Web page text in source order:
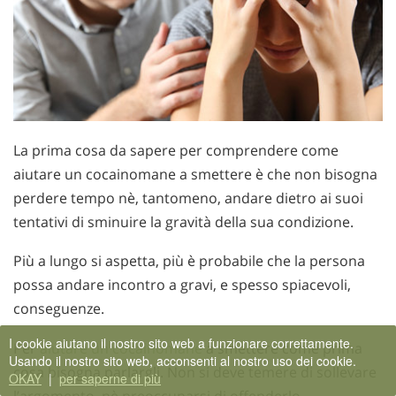
La prima cosa da sapere per comprendere come
aiutare un cocainomane a smettere è che non bisogna
perdere tempo nè, tantomeno, andare dietro ai suoi
tentativi di sminuire la gravità della sua condizione.
Più a lungo si aspetta, più è probabile che la persona
possa andare incontro a gravi, e spesso spiacevoli,
conseguenze.
Peraiutare un cocainomanea smettere come prima
cosa bisogna parlargli. Non si deve temere di sollevare
I cookie aiutano il nostro sito web a funzionare correttamente.
Usando il nostro sito web, acconsenti al nostro uso dei cookie.
OKAY | per saperne di più